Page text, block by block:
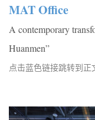
MAT Office
A contemporary
Huanmen”
点击蓝色链接跳转到正